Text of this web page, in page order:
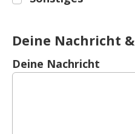
Deine Nachricht
Deine Nachricht